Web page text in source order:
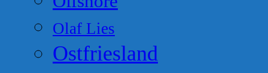
Olaf Lies
Ostfriesland